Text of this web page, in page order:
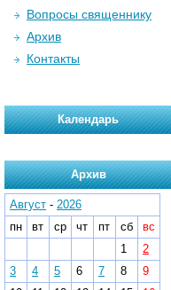
Вопросы священнику
Архив
Контакты
Календарь
Архив
Август - 2026
пн
вт ср чт пт сб
вс
1
2
3
4 5 6 7 8
9